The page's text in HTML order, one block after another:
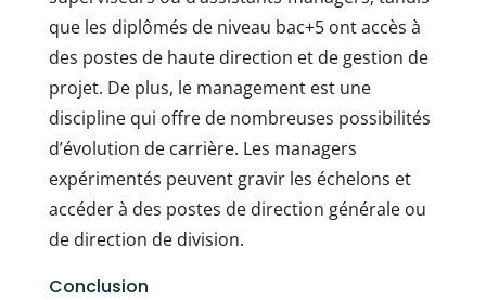
que les diplômés de niveau bac+5 ont accès à
des postes de haute direction et de gestion de
projet. De plus, le management est une
discipline qui offre de nombreuses possibilités
d’évolution de carrière. Les managers
expérimentés peuvent gravir les échelons et
accéder à des postes de direction générale ou
de direction de division.
Conclusion